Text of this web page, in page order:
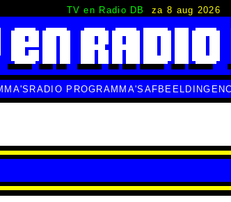
TV en Radio DB za 8 aug 2026
RADIO PROGRAMMA'S AFBEELDINGEN